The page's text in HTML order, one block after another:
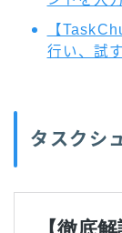
【
行い、試
タスクシ